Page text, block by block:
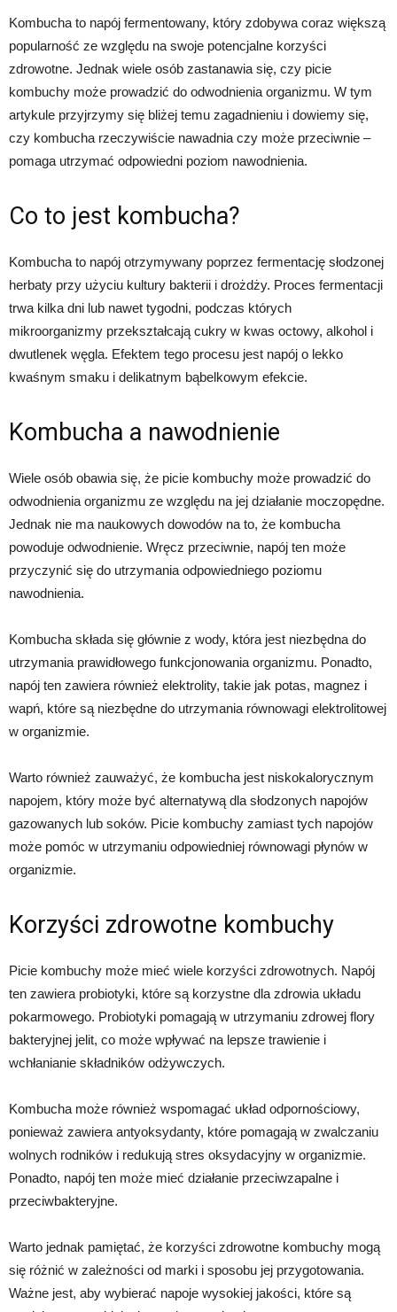
Kombucha to napój fermentowany, który zdobywa coraz większą
popularność ze względu na swoje potencjalne korzyści
zdrowotne. Jednak wiele osób zastanawia się, czy picie
kombuchy może prowadzić do odwodnienia organizmu. W tym
artykule przyjrzymy się bliżej temu zagadnieniu i dowiemy się,
czy kombucha rzeczywiście nawadnia czy może przeciwnie –
pomaga utrzymać odpowiedni poziom nawodnienia.
Co to jest kombucha?
Kombucha to napój otrzymywany poprzez fermentację słodzonej
herbaty przy użyciu kultury bakterii i drożdży. Proces fermentacji
trwa kilka dni lub nawet tygodni, podczas których
mikroorganizmy przekształcają cukry w kwas octowy, alkohol i
dwutlenek węgla. Efektem tego procesu jest napój o lekko
kwaśnym smaku i delikatnym bąbelkowym efekcie.
Kombucha a nawodnienie
Wiele osób obawia się, że picie kombuchy może prowadzić do
odwodnienia organizmu ze względu na jej działanie moczopędne.
Jednak nie ma naukowych dowodów na to, że kombucha
powoduje odwodnienie. Wręcz przeciwnie, napój ten może
przyczynić się do utrzymania odpowiedniego poziomu
nawodnienia.
Kombucha składa się głównie z wody, która jest niezbędna do
utrzymania prawidłowego funkcjonowania organizmu. Ponadto,
napój ten zawiera również elektrolity, takie jak potas, magnez i
wapń, które są niezbędne do utrzymania równowagi elektrolitowej
w organizmie.
Warto również zauważyć, że kombucha jest niskokalorycznym
napojem, który może być alternatywą dla słodzonych napojów
gazowanych lub soków. Picie kombuchy zamiast tych napojów
może pomóc w utrzymaniu odpowiedniej równowagi płynów w
organizmie.
Korzyści zdrowotne kombuchy
Picie kombuchy może mieć wiele korzyści zdrowotnych. Napój
ten zawiera probiotyki, które są korzystne dla zdrowia układu
pokarmowego. Probiotyki pomagają w utrzymaniu zdrowej flory
bakteryjnej jelit, co może wpływać na lepsze trawienie i
wchłanianie składników odżywczych.
Kombucha może również wspomagać układ odpornościowy,
ponieważ zawiera antyoksydanty, które pomagają w zwalczaniu
wolnych rodników i redukują stres oksydacyjny w organizmie.
Ponadto, napój ten może mieć działanie przeciwzapalne i
przeciwbakteryjne.
Warto jednak pamiętać, że korzyści zdrowotne kombuchy mogą
się różnić w zależności od marki i sposobu jej przygotowania.
Ważne jest, aby wybierać napoje wysokiej jakości, które są